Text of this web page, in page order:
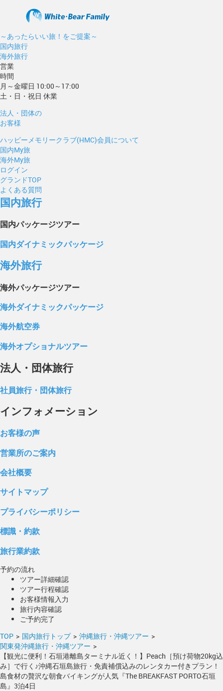
～あったらいい旅！をご提案～
国内旅行
海外旅行
営業
時間
月～金曜日 10:00～17:00
土・日・祝日 休業
法人・団体の
お客様
ハッピーメモリークラブ(HMC)会員について
国内My旅
海外My旅
ログイン
グランドTOP
よくある質問
国内旅行
国内パッケージツアー
国内ダイナミックパッケージ
海外旅行
海外パッケージツアー
海外ダイナミックパッケージ
海外航空券
海外オプショナルツアー
法人・団体旅行
社員旅行・団体旅行
インフォメーション
お客様の声
営業所のご案内
会社概要
サイトマップ
プライバシーポリシー
標識・約款
旅行業約款
予約の流れ
ツアー詳細確認
ツアー行程確認
お客様情報入力
旅行内容確認
ご予約完了
TOP > 国内旅行トップ > 沖縄旅行・沖縄ツアー >
関東発沖縄旅行・沖縄ツアー >
【観光に便利！石垣港離島ターミナル近く！】Peach［預け荷物20kg込
み］で行く♪沖縄石垣島旅行・免責補償込みのレンタカー付きプラン！
島食材の贅沢な朝食バイキングが人気『The BREAKFAST PORTO石垣
島』3泊4日